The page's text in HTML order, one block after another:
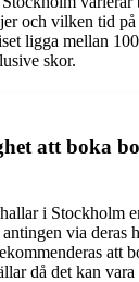
och vilken tid på
ligga mellan
skor.
att boka
i Stockholm
via deras
att
då det kan